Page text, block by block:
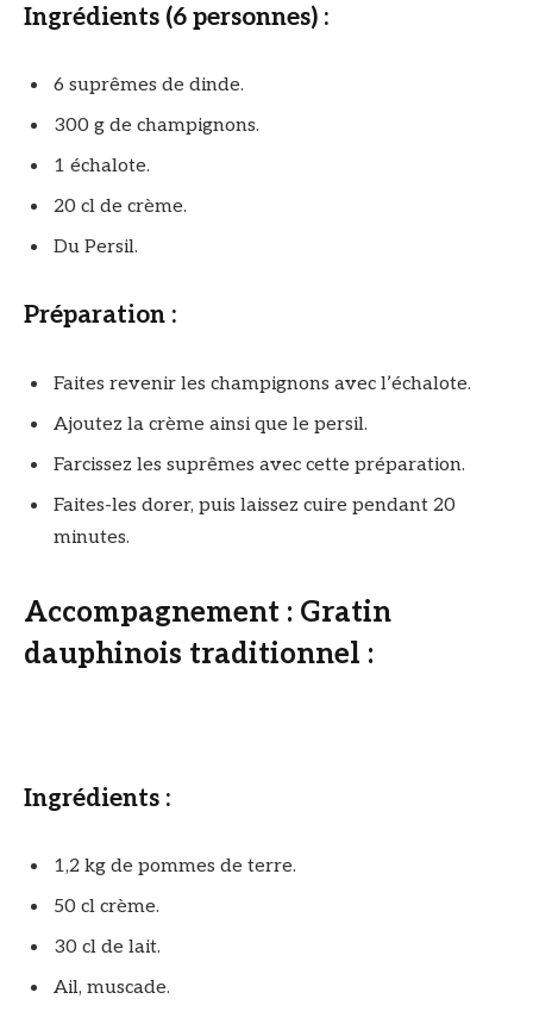
Ingrédients (6 personnes) :
6 suprêmes de dinde.
300 g de champignons.
1 échalote.
20 cl de crème.
Du Persil.
Préparation :
Faites revenir les champignons avec l’échalote.
Ajoutez la crème ainsi que le persil.
Farcissez les suprêmes avec cette préparation.
Faites-les dorer, puis laissez cuire pendant 20
minutes.
Accompagnement : Gratin
dauphinois traditionnel :
Ingrédients :
1,2 kg de pommes de terre.
50 cl crème.
30 cl de lait.
Ail, muscade.